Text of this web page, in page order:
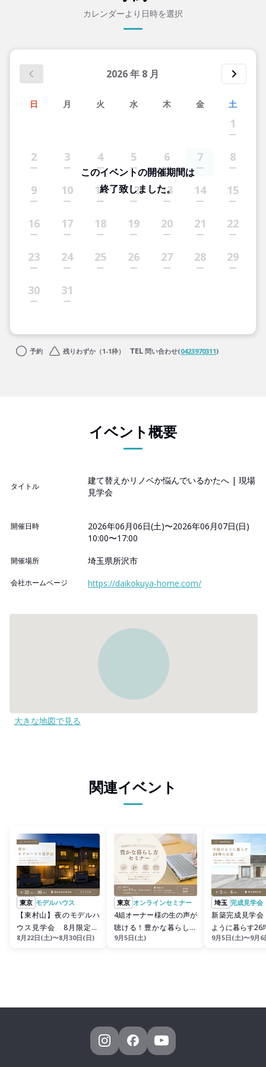
カレンダーより日時を選択
2026年 8 月
日 月 火 水 木 金 土
1
2 3 4 5 6 7 8
9 10 11 12 13 14 15
16 17 18 19 20 21 22
23 24 25 26 27 28 29
30 31
このイベントの開催期間は
終了致しました。
予約 残りわずか（1-1枠） 問い合わせ(0423970311)
イベント概要
タイトル
建て替えかリノベか悩んでいるかたへ | 現場
見学会
開催日時
2026年06月06日(土)〜2026年06月07日(日)
10:00〜17:00
開催場所 埼玉県所沢市
会社ホームページ https://daikokuya-home.com/
大きな地図で見る
関連イベント
東京 モデルハウス
【東村山】夜のモデルハ
ウス見学会 8月限定21
時まで
8月22日(土)〜8月30日(日)
東京 オンラインセミナー
4組オーナー様の生の声が
聴ける！豊かな暮らし方
セミナー ZOOM開催
9月5日(土)
埼玉 完成見学会
新築完成見学
ように暮らす26
9月5日(土)〜9月6